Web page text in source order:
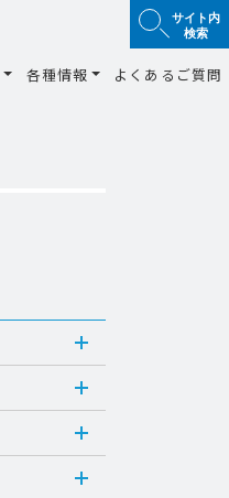
サイト内
検索
各種情報 よくあるご質問